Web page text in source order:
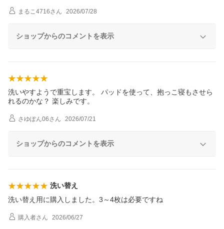
まるこ4716さん 2026/07/28
ショップからのコメントを表示
洗いやすようで重宝します。 パッドを使って、抱っこ寝もさせら
れるのかな？ 楽しみです。
さゆぽん06さん 2026/07/21
ショップからのコメントを表示
洗い替え
洗い替え用に購入しました。3～4枚は必要ですね
購入者さん 2026/06/27